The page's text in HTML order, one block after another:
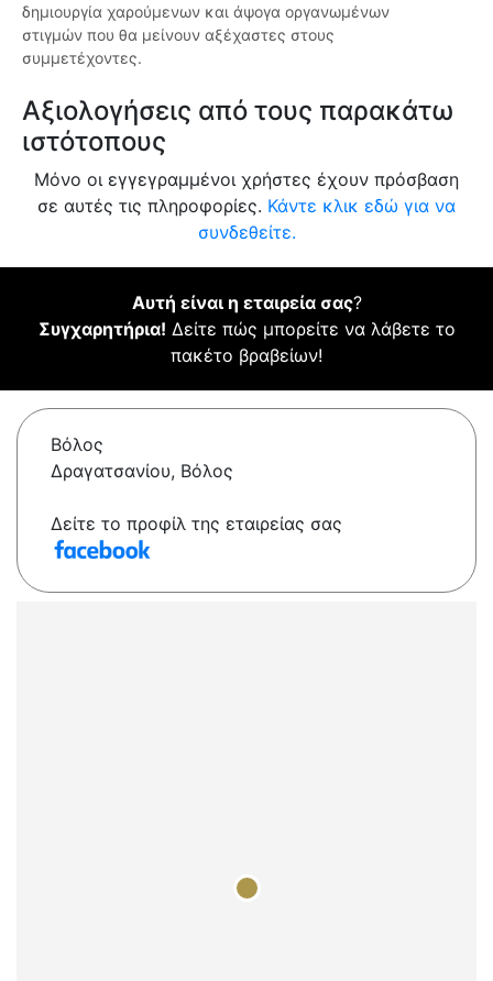
δημιουργία χαρούμενων και άψογα οργανωμένων
στιγμών που θα μείνουν αξέχαστες στους
συμμετέχοντες.
Αξιολογήσεις από τους παρακάτω
ιστότοπους
Μόνο οι εγγεγραμμένοι χρήστες έχουν πρόσβαση
σε αυτές τις πληροφορίες. Κάντε κλικ εδώ για να
συνδεθείτε.
Αυτή είναι η εταιρεία σας?
Συγχαρητήρια! Δείτε πώς μπορείτε να λάβετε το
πακέτο βραβείων!
Βόλος
Δραγατσανίου, Βόλος
Δείτε το προφίλ της εταιρείας σας